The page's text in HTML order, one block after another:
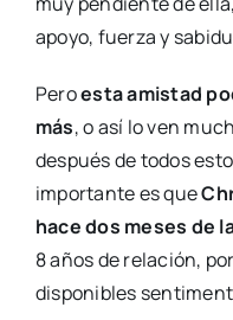
apoyo, fuerza y
Peroesta amistad
más, o así lo ven
después de todos
importante es que
hace dos meses de
8 años de relación,
disponibles